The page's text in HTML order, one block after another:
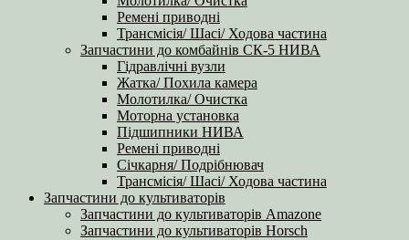
Ремені приводні
Трансмісія/ Шасі/ Ходова частина
Запчастини до комбайнів СК-5 НИВА
Гідравлічні вузли
Жатка/ Похила камера
Молотилка/ Очистка
Моторна установка
Підшипники НИВА
Ремені приводні
Січкарня/ Подрібнювач
Трансмісія/ Шасі/ Ходова частина
Запчастини до культиваторів
Запчастини до культиваторів Amazone
Запчастини до культиваторів Horsch